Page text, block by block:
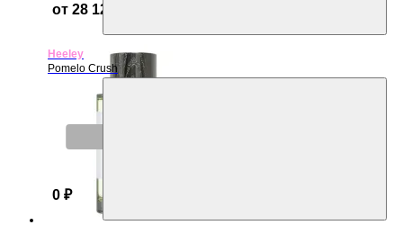
от 28 123 ₽
Heeley
Pomelo Crush
0 ₽